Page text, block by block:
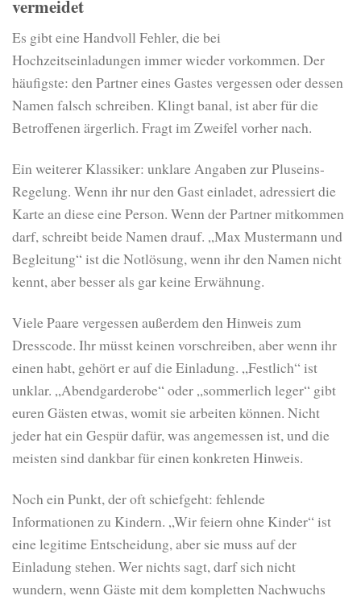
vermeidet
Es gibt eine Handvoll Fehler, die bei
Hochzeitseinladungen immer wieder vorkommen. Der
häufigste: den Partner eines Gastes vergessen oder dessen
Namen falsch schreiben. Klingt banal, ist aber für die
Betroffenen ärgerlich. Fragt im Zweifel vorher nach.
Ein weiterer Klassiker: unklare Angaben zur Pluseins-
Regelung. Wenn ihr nur den Gast einladet, adressiert die
Karte an diese eine Person. Wenn der Partner mitkommen
darf, schreibt beide Namen drauf. „Max Mustermann und
Begleitung“ ist die Notlösung, wenn ihr den Namen nicht
kennt, aber besser als gar keine Erwähnung.
Viele Paare vergessen außerdem den Hinweis zum
Dresscode. Ihr müsst keinen vorschreiben, aber wenn ihr
einen habt, gehört er auf die Einladung. „Festlich“ ist
unklar. „Abendgarderobe“ oder „sommerlich leger“ gibt
euren Gästen etwas, womit sie arbeiten können. Nicht
jeder hat ein Gespür dafür, was angemessen ist, und die
meisten sind dankbar für einen konkreten Hinweis.
Noch ein Punkt, der oft schiefgeht: fehlende
Informationen zu Kindern. „Wir feiern ohne Kinder“ ist
eine legitime Entscheidung, aber sie muss auf der
Einladung stehen. Wer nichts sagt, darf sich nicht
wundern, wenn Gäste mit dem kompletten Nachwuchs